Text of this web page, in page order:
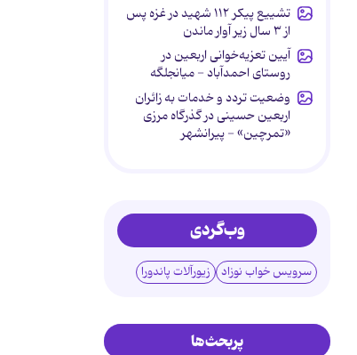
تشییع پیکر ۱۱۲ شهید در غزه پس
از ۳ سال زیر آوار ماندن
آیین تعزیه‌خوانی اربعین در
روستای احمدآباد - میانجلگه
وضعیت تردد و خدمات به زائران
اربعین حسینی در گذرگاه مرزی
«تمرچین» - پیرانشهر
وب‌گردی
سرویس خواب نوزاد زیورآلات پاندورا
پربحث‌ها